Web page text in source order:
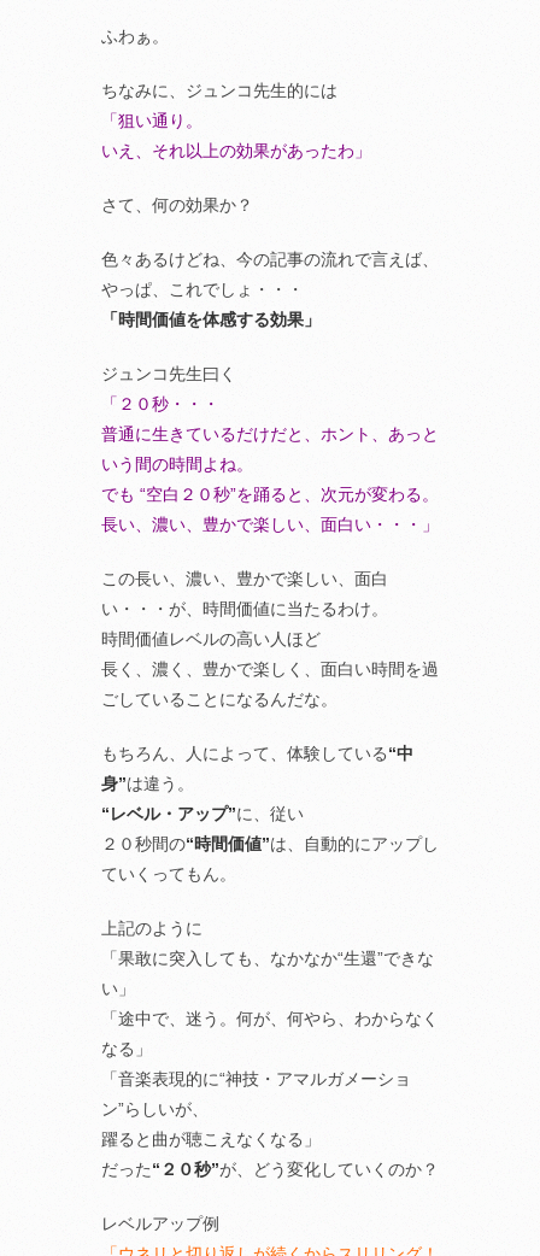
ふわぁ。
ちなみに、ジュンコ先生的には
「狙い通り。
いえ、それ以上の効果があったわ」
さて、何の効果か？
色々あるけどね、今の記事の流れで言えば、
やっぱ、これでしょ・・・
「時間価値を体感する効果」
ジュンコ先生曰く
「２０秒・・・
普通に生きているだけだと、ホント、あっと
いう間の時間よね。
でも “空白２０秒”を踊ると、次元が変わる。
長い、濃い、豊かで楽しい、面白い・・・」
この長い、濃い、豊かで楽しい、面白
い・・・が、時間価値に当たるわけ。
時間価値レベルの高い人ほど
長く、濃く、豊かで楽しく、面白い時間を過
ごしていることになるんだな。
もちろん、人によって、体験している“中
身”は違う。
“レベル・アップ”に、従い
２０秒間の“時間価値”は、自動的にアップし
ていくってもん。
上記のように
「果敢に突入しても、なかなか“生還”できな
い」
「途中で、迷う。何が、何やら、わからなく
なる」
「音楽表現的に“神技・アマルガメーショ
ン”らしいが、
躍ると曲が聴こえなくなる」
だった“２０秒”が、どう変化していくのか？
レベルアップ例